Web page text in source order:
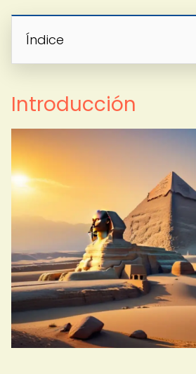
Índice
Introducción